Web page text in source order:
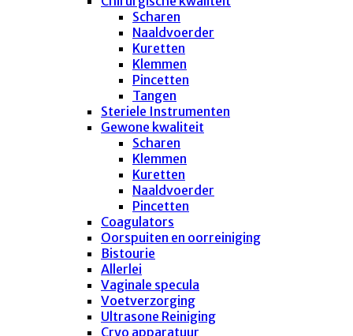
Scharen
Naaldvoerder
Kuretten
Klemmen
Pincetten
Tangen
Steriele Instrumenten
Gewone kwaliteit
Scharen
Klemmen
Kuretten
Naaldvoerder
Pincetten
Coagulators
Oorspuiten en oorreiniging
Bistourie
Allerlei
Vaginale specula
Voetverzorging
Ultrasone Reiniging
Cryo apparatuur